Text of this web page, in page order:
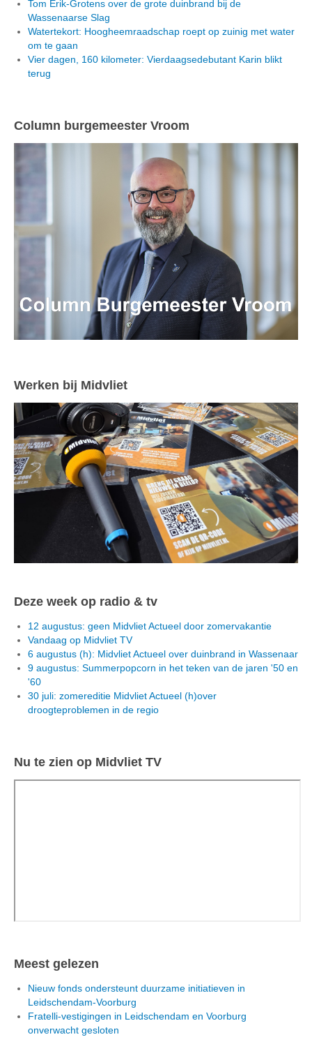
Tom Erik-Grotens over de grote duinbrand bij de
Wassenaarse Slag
Watertekort: Hoogheemraadschap roept op zuinig met water
om te gaan
Vier dagen, 160 kilometer: Vierdaagsedebutant Karin blikt
terug
Column burgemeester Vroom
Werken bij Midvliet
Deze week op radio & tv
12 augustus: geen Midvliet Actueel door zomervakantie
Vandaag op Midvliet TV
6 augustus (h): Midvliet Actueel over duinbrand in Wassenaar
9 augustus: Summerpopcorn in het teken van de jaren '50 en
'60
30 juli: zomereditie Midvliet Actueel (h)over
droogteproblemen in de regio
Nu te zien op Midvliet TV
Meest gelezen
Nieuw fonds ondersteunt duurzame initiatieven in
Leidschendam-Voorburg
Fratelli-vestigingen in Leidschendam en Voorburg
onverwacht gesloten